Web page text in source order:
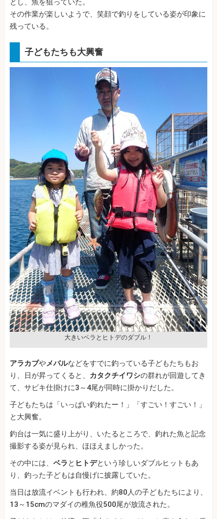
とし、魚を狙っていた。
その作業が楽しいようで、笑顔で釣りをしている姿が印象に
残っている。
子どもたちも大興奮
大きいベラとヒトデのダブル！
アラカブやメバルなどをすでに釣っている子どもたちもお
り、日が昇ってくると、 カタクチイワシの群れが回遊してき
て、サビキ仕掛けに3～4尾が同時に掛かりだした。
子どもたちは「いっぱい釣れたー！」「すごい！すごい！」
と大興奮。
釣台は一気に盛り上がり、いたるところで、釣れた魚と記念
撮影する姿が見られ、ほほえましかった。
その中には、 ベラと ヒトデという珍しいダブルヒットもあ
り、釣った子どもは自慢げに披露していた。
当日は放流イベントも行われ、約80人の子どもたちにより、
13～15cmのマダイの稚魚役500尾が放流された。